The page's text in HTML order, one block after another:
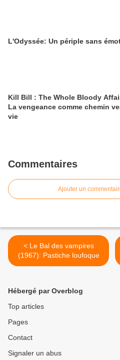
L'Odyssée: Un périple sans
Kill Bill : The Whole Bloody
La vengeance comme chemin
vie
Commentaires
Ajouter un
< Le Bal des vampires
(1967): Pastiche loufoque
Hébergé par Overblog
Top articles
Pages
Contact
Signaler un abus